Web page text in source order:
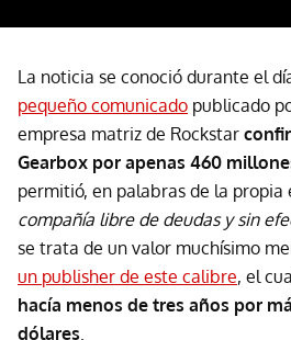
La noticia se conoció durante el
pequeño comunicado publicado
empresa matriz de Rockstar
Gearbox por apenas 460
permitió, en palabras de la propia
compañía libre de deudas y sin
se trata de un valor muchísimo
un publisher de este calibre, el
hacía menos de tres años por
dólares.